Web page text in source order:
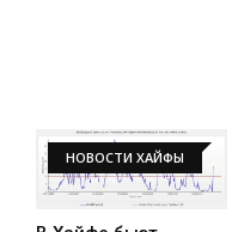
НОВОСТИ ХАЙФЫ